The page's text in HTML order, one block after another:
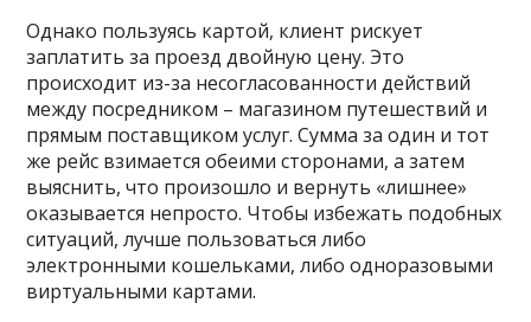
Однако пользуясь картой, клиент рискует
заплатить за проезд двойную цену. Это
происходит из-за несогласованности действий
между посредником – магазином путешествий и
прямым поставщиком услуг. Сумма за один и тот
же рейс взимается обеими сторонами, а затем
выяснить, что произошло и вернуть «лишнее»
оказывается непросто. Чтобы избежать подобных
ситуаций, лучше пользоваться либо
электронными кошельками, либо одноразовыми
виртуальными картами.